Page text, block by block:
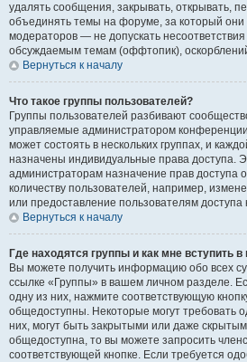
удалять сообщения, закрывать, открывать,
объединять темы на форуме, за который они
модераторов — не допускать
обсуждаемым темам (оффтопик),
Вернуться к началу
Что такое группы пользователей?
Группы пользователей разбивают
управляемые администратором
может состоять в нескольких группах, и
назначены индивидуальные права доступа.
администраторам назначение прав доступа
количеству пользователей, например,
или предоставление пользователям
Вернуться к началу
Где находятся группы и как мне вступить в
Вы можете получить информацию обо всех
ссылке «Группы» в вашем личном разделе.
одну из них, нажмите соответствующую
общедоступны. Некоторые могут требовать
них, могут быть закрытыми или даже
общедоступна, то вы можете запросить
соответствующей кнопке. Если требуется